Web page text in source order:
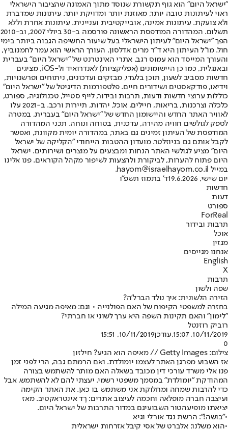
"ישראל היום" הוא גוף תקשורת שנוסד מתוך האמונה שהציבור הישראלי
ראוי לעיתונות טובה יותר, מאוזנת יותר ומדויקת יותר. עיתונות שמדברת
ולא צועקת. עיתונות אמינה, אובייקטיבית ועניינית. עיתונות אחרת וללא
תשלום. המהדורה המודפסת הראשונה פורסמה ב-30 ביולי 2007, וב-2010
הפך "ישראל היום" לעיתון הישראלי בעל שיעור החשיפה הגבוה ביותר בימי
חול. מו"ל העיתון היא ד"ר מרים אדלסון. העורך הראשי הוא עמר לחמנוביץ,
והעורך המייסד הוא עמוס רגב. אתרי האינטרנט של "ישראל היום" בעברית
ובאנגלית, כמו כן היישומונים (אפליקציות) לאנדרואיד ול-iOS, מציגים
חדשות מסביב לשעון, תוכן בלעדי, מבזקים ועדכונים, ניתוחים ופרשנויות,
וידיאו, פודקאסטים ושידורים חיים. פלטפורמות הדיגיטל של "ישראל היום"
כוללות ערוצי חדשות ודעות, תרבות ובידור, לייף סטייל, טכנולוגיה, ספורט,
כלכלה וצרכנות, בריאות, חיילים, אוכל, יהדות, תיירות ורכב. ב-2021 עלו
לאוויר האתר החדש והיישומון החדש של "ישראל היום" בעברית, במטרה
לספק לגולשים חוויה מהירה, עדכנית, בטוחה ונוחה. תכני המהדורה
המודפסת של העיתון זמינים גם באתר, במהדורה יומית מקוונת, ואפשר
לקבל אותם גם בניוזלטר. מועדון ההטבות הייחודי "הקליקה של ישראל
היום" מציע לגולשי האתר הנחות ומבצעים על מוצרים ושירותים. ישראל
היום פתוח להערות, לביקורת ולהצעות לשיפור מקהל הקוראים. פנו אלינו
במייל hayom@israelhayom.co.il.
יום שישי, 19.6.2026
ד' בתמוז תשפ"ו
חדשות
דעות
ספורט
ForReal
תרבות ובידור
אוכל
מגזין
אנחנו מגייסים
English
X
תרבות
שפה ולשון
הזירה הלשונית: איך נולד הברל'ה?
בחזרה למשפטי הקיפוח של האם הפולנייה • וגם: מאיפה מגיעה המילה
"לימון" והאם תקינות השפה היא ערך לשוני או חברתי?
רוביק רוזנטל
10/11/2019, 15:07
,עודכן10/11/2019, 15:51
0
צילום: Getty Images // מאיפה הוא הגיע? חילזון
אז השבוע מפרגן האתר לעצמו יומולדת. ואם הרמתם גבה, הרי לפני זמן
פנו אלי משרד עורכי דין מכובד בשאלה האם מותר להשתמש בצורה
המהודקת "יומולדת" במסמך משפטי רשמי. יעצתי להם לא להשתמש, אבל
כדי להרבות שמחה ומחלוקת אני משתמש בו כאן. את האתר הקימה
ועיצבה חברה מופלאה וחכמה לעיצוב אתרים: רֶד אינטראקטיב. מאז
יציאתו מופיעהטור השבועיגם במדור התרבות של ישראל היום.
•"בושה!": הרשת נגד אורלי וגיא
•הוא משלנו: אלברט של אסי קיבל אזרחות ישראלית